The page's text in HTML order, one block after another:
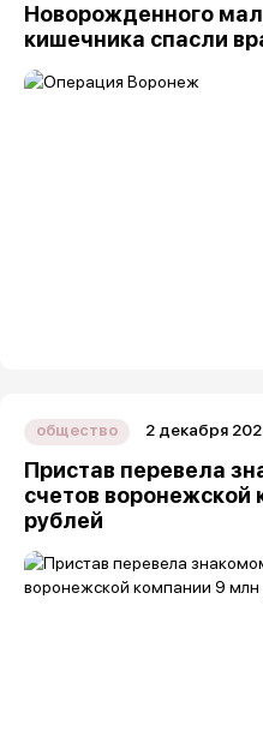
Новорожденного
кишечника спасли
общество 2 декабря
Пристав перевела
счетов воронежской
рублей